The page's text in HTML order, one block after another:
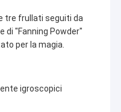
tre frullati seguiti da
di "Fanning Powder"
per la magia.
igroscopici